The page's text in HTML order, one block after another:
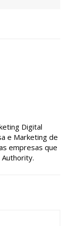
Digital
e Marketing de
empresas que